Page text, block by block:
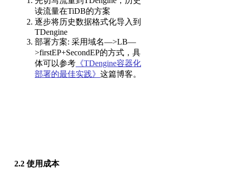
读流量在TiDB的方案
逐步将历史数据格式化导入到
TDengine
部署方案: 采用域名—>LB—
>firstEP+SecondEP的方式，具
体可以参考 《TDengine容器化
部署的最佳实践》 这篇博客。
2.2 使用成本